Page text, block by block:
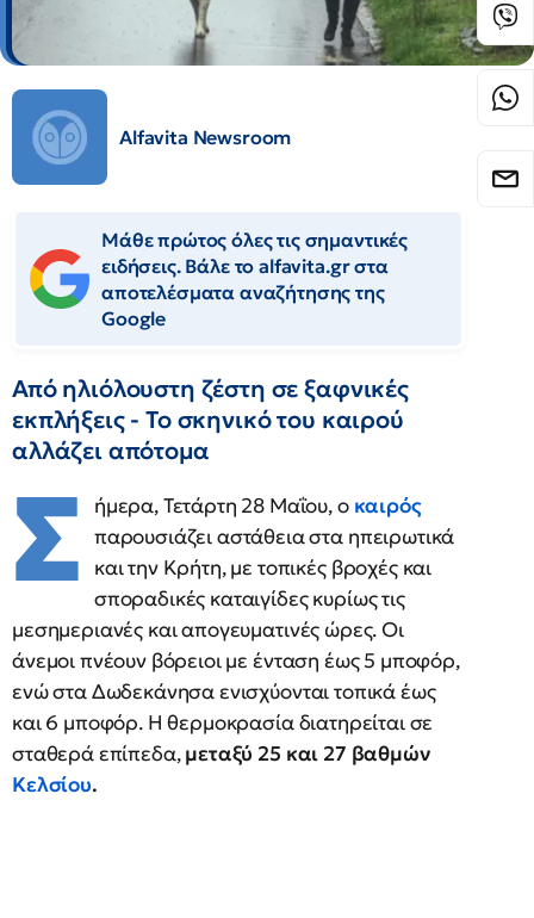
Alfavita Newsroom
Μάθε πρώτος όλες τις σημαντικές
ειδήσεις. Βάλε το alfavita.gr στα
αποτελέσματα αναζήτησης της
Google
Από ηλιόλουστη ζέστη σε ξαφνικές
εκπλήξεις - Το σκηνικό του καιρού
αλλάζει απότομα
Σ ήμερα, Τετάρτη 28 Μαΐου, ο καιρός
παρουσιάζει αστάθεια στα ηπειρωτικά
και την Κρήτη, με τοπικές βροχές και
σποραδικές καταιγίδες κυρίως τις
μεσημεριανές και απογευματινές ώρες. Οι
άνεμοι πνέουν βόρειοι με ένταση έως 5 μποφόρ,
ενώ στα Δωδεκάνησα ενισχύονται τοπικά έως
και 6 μποφόρ. Η θερμοκρασία διατηρείται σε
σταθερά επίπεδα,μεταξύ 25 και 27 βαθμών
Κελσίου.